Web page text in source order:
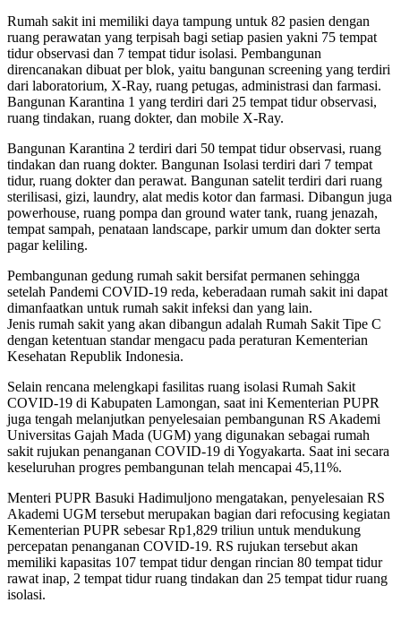
Rumah sakit ini memiliki daya tampung untuk 82 pasien dengan
ruang perawatan yang terpisah bagi setiap pasien yakni 75 tempat
tidur observasi dan 7 tempat tidur isolasi. Pembangunan
direncanakan dibuat per blok, yaitu bangunan screening yang terdiri
dari laboratorium, X-Ray, ruang petugas, administrasi dan farmasi.
Bangunan Karantina 1 yang terdiri dari 25 tempat tidur observasi,
ruang tindakan, ruang dokter, dan mobile X-Ray.
Bangunan Karantina 2 terdiri dari 50 tempat tidur observasi, ruang
tindakan dan ruang dokter. Bangunan Isolasi terdiri dari 7 tempat
tidur, ruang dokter dan perawat. Bangunan satelit terdiri dari ruang
sterilisasi, gizi, laundry, alat medis kotor dan farmasi. Dibangun juga
powerhouse, ruang pompa dan ground water tank, ruang jenazah,
tempat sampah, penataan landscape, parkir umum dan dokter serta
pagar keliling.
Pembangunan gedung rumah sakit bersifat permanen sehingga
setelah Pandemi COVID-19 reda, keberadaan rumah sakit ini dapat
dimanfaatkan untuk rumah sakit infeksi dan yang lain.
Jenis rumah sakit yang akan dibangun adalah Rumah Sakit Tipe C
dengan ketentuan standar mengacu pada peraturan Kementerian
Kesehatan Republik Indonesia.
Selain rencana melengkapi fasilitas ruang isolasi Rumah Sakit
COVID-19 di Kabupaten Lamongan, saat ini Kementerian PUPR
juga tengah melanjutkan penyelesaian pembangunan RS Akademi
Universitas Gajah Mada (UGM) yang digunakan sebagai rumah
sakit rujukan penanganan COVID-19 di Yogyakarta. Saat ini secara
keseluruhan progres pembangunan telah mencapai 45,11%.
Menteri PUPR Basuki Hadimuljono mengatakan, penyelesaian RS
Akademi UGM tersebut merupakan bagian dari refocusing kegiatan
Kementerian PUPR sebesar Rp1,829 triliun untuk mendukung
percepatan penanganan COVID-19. RS rujukan tersebut akan
memiliki kapasitas 107 tempat tidur dengan rincian 80 tempat tidur
rawat inap, 2 tempat tidur ruang tindakan dan 25 tempat tidur ruang
isolasi.